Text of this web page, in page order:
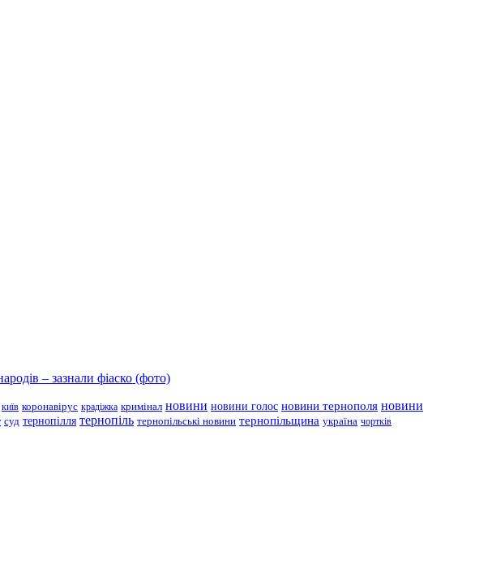
– зазнали фіаско (фото)
київ коронавірус крадіжка кримінал новини новини голос новини тернополя новини
суд тернопілля тернопіль тернопільські новини тернопільщина україна чортків